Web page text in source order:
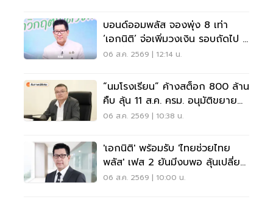
บอนด์ออมพลัส จองพุ่ง 8 เท่า
‘เอกนิติ’ จ่อเพิ่มวงเงิน รอบถัดไป 4
ก.ย.นี้
06 ส.ค. 2569 | 12:14 น.
“นมโรงเรียน” ค้างสต็อก 800 ล้าน
คืบ ลุ้น 11 ส.ค. ครม. อนุมัติขยาย
ถึง ม.3
06 ส.ค. 2569 | 10:38 น.
'เอกนิติ' พร้อมรับ 'ไทยช่วยไทย
พลัส' เฟส 2 ยันมีงบพอ ลุ้นเปลี่ยน
สูตรคืน 'คนละครึ่ง'
06 ส.ค. 2569 | 10:00 น.